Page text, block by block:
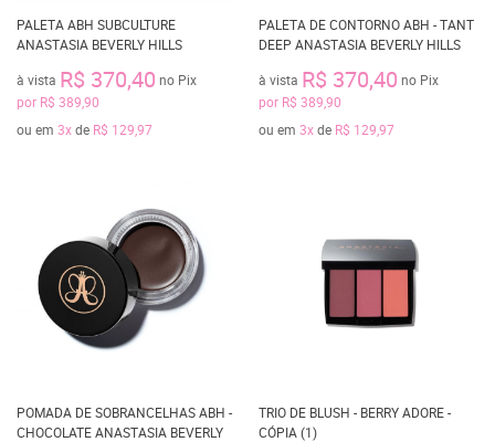
PALETA ABH SUBCULTURE
ANASTASIA BEVERLY HILLS
à vista R$ 370,40 no Pix
por R$ 389,90
ou em 3xde R$ 129,97
PALETA DE CONTORNO ABH - TANT
DEEP ANASTASIA BEVERLY HILLS
à vista R$ 370,40 no Pix
por R$ 389,90
ou em 3xde R$ 129,97
POMADA DE SOBRANCELHAS ABH -
CHOCOLATE ANASTASIA BEVERLY
TRIO DE BLUSH - BERRY ADORE -
CÓPIA (1)